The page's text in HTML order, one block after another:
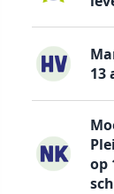
13
op